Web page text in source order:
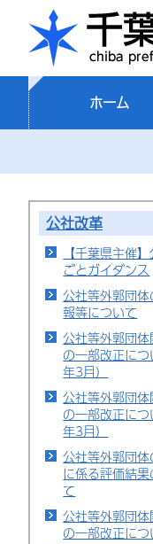
ホーム
公社改革
【千葉県主催
ごとガイダンス
公社等外郭団
報等について
公社等外郭団
の一部改正に
年3月）
公社等外郭団
の一部改正に
年3月）
公社等外郭団
に係る評価結
て
公社等外郭団
の一部改正につ